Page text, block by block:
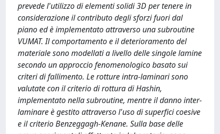
prevede l'utilizzo di elementi solidi 3D per tenere in
considerazione il contributo degli sforzi fuori dal
piano ed è implementato attraverso una subroutine
VUMAT. Il comportamento e il deterioramento del
materiale sono modellati a livello delle singole lamine
secondo un approccio fenomenologico basato sui
criteri di fallimento. Le rotture intra-laminari sono
valutate con il criterio di rottura di Hashin,
implementato nella subroutine, mentre il danno inter-
laminare è gestito attraverso l'uso di superfici coesive
e il criterio Benzeggagh-Kenane. Sulla base delle